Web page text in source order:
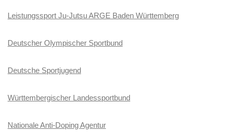
Leistungssport Ju-Jutsu ARGE Baden Württemberg
Deutscher Olympischer Sportbund
Deutsche Sportjugend
Württembergischer Landessportbund
Nationale Anti-Doping Agentur